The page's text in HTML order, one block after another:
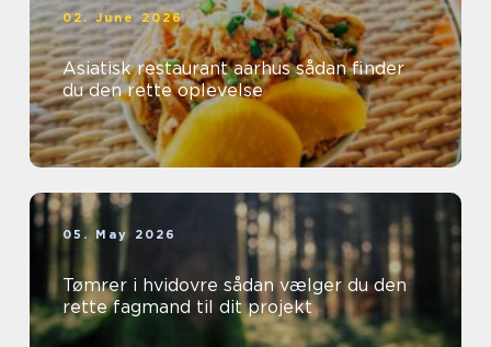
02. June 2026
Asiatisk restaurant aarhus sådan finder
du den rette oplevelse
05. May 2026
Tømrer i hvidovre sådan vælger du den
rette fagmand til dit projekt